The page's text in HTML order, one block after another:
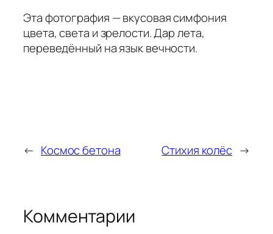
Эта фотография — вкусовая симфония
цвета, света и зрелости. Дар лета,
переведённый на язык вечности.
← Космос бетона Стихия колёс →
Комментарии